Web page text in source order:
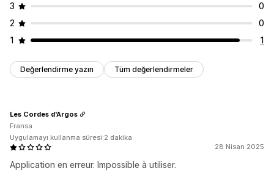
3
0
2
0
1
1
Değerlendirme yazın Tüm değerlendirmeler
28 Nisan 2025
Application en erreur. Impossible à utiliser.
Les Cordes d'Argos
Fransa
Uygulamayı kullanma süresi:2 dakika